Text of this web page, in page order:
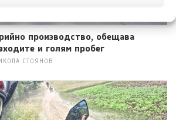
производство, обещава
и голям пробег
СТОЯНОВ